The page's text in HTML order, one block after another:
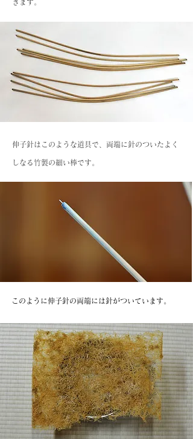
きます。
伸子針はこのような道具で、両端に針のついたよく
しなる竹製の細い棒です。
このように伸子針の両端には針がついています。